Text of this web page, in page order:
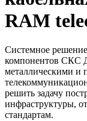
RAM
Системное
компонентов СКС
металлическими и
решить задачу
инфраструктуры,
стандартам.